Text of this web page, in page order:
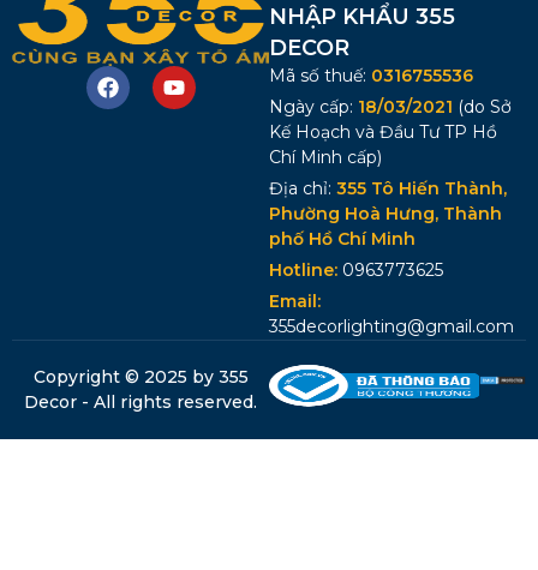
NHẬP KHẨU 355
DECOR
Mã số thuế: 0316755536
Ngày cấp: 18/03/2021 (do Sở
Kế Hoạch và Đầu Tư TP Hồ
Chí Minh cấp)
Địa chỉ: 355 Tô Hiến Thành,
Phường Hoà Hưng, Thành
phố Hồ Chí Minh
Hotline: 0963773625
Email:
355decorlighting@gmail.com
Copyright © 2025 by 355
Decor - All rights reserved.